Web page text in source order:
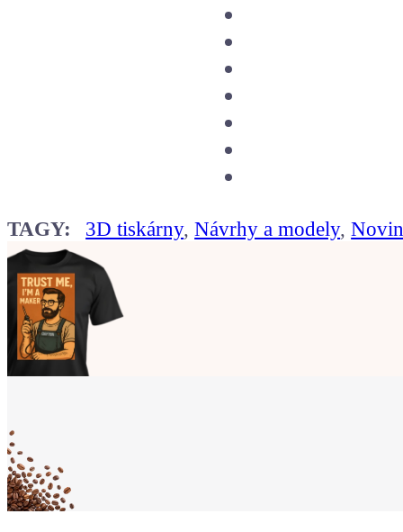
TAGY: 3D tiskárny,Návrhy a modely,
že jsi Maker!
Koupit tričko